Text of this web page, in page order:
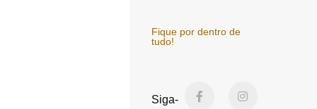
Fique por dentro de
tudo!
Siga-
a
n